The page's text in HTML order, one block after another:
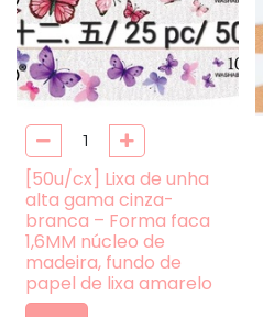
[50u/cx] Lixa de unha
alta gama cinza-
branca – Forma faca
1,6MM núcleo de
madeira, fundo de
papel de lixa amarelo